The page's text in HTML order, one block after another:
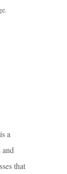
a
and
that